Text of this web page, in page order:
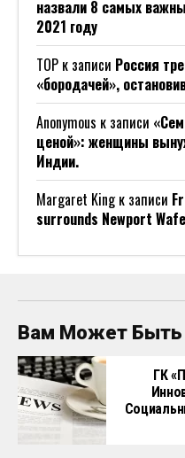
назвали 8 самых
2021 году
ТОР к записи Россия
«бородачей»,
Anonymous к записи
ценой»: женщины
Индии.
Margaret Kingк записи
surrounds Newport
Вам Может Быть
ГК